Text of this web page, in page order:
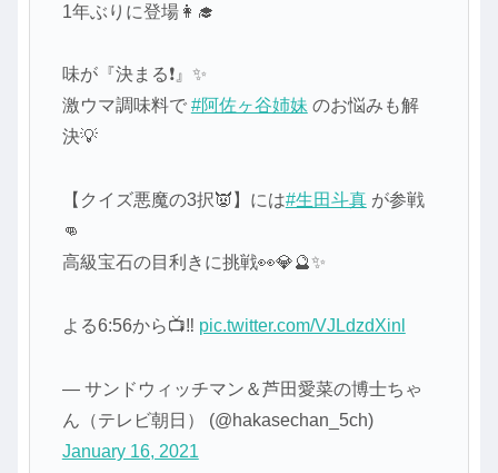
1年ぶりに登場👩‍🎓
味が『決まる❗️』✨
激ウマ調味料で #阿佐ヶ谷姉妹 のお悩みも解
決💡
【クイズ悪魔の3択👿】には#生田斗真が参戦
👊
高級宝石の目利きに挑戦👀💎🔮✨
よる6:56から📺️‼️ pic.twitter.com/VJLdzdXinl
— サンドウィッチマン＆芦田愛菜の博士ちゃ
ん（テレビ朝日） (@hakasechan_5ch)
January 16, 2021